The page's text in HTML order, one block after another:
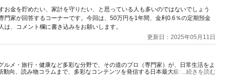
金を貯めたい、家計を守りたい、と思っている人も多いのではないでしょう
家が回答するコーナーです。今回は、50万円を1年間、金利0.6％の定期預金
、コメント欄に書き込みをお願いします。
更新日：2025年05月11日
ルメ・旅行・健康など多彩な分野で、その道のプロ（専門家）が、日常生活をよ
動向、読み物コラムまで、多彩なコンテンツを発信する日本最大級の総合情報サ
...続きを読む